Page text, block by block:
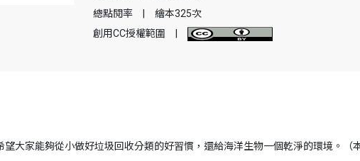
總點閱率
繪本325次
創用CC授權範圍
望大家能夠從小做好垃圾回收分類的好習慣，還給海洋生物一個乾淨的環境。（